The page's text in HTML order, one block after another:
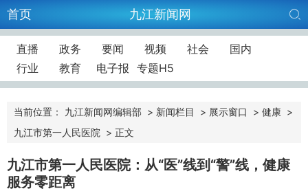
首页 九江新闻网
直播 政务 要闻 视频 社会
国内
行业
教育 电子报 专题H5
当前位置： 九江新闻网编辑部 > 新闻栏目 > 展示窗口 > 健康 >
九江市第一人民医院 > 正文
九江市第一人民医院：从“医”线到“警”线，健康
服务零距离